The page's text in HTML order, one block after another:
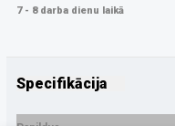
7 - 8 darba dienu laikā
Specifikācija